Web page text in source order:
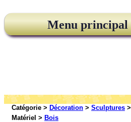
Menu principal
Catégorie > Décoration > Sculptures >
Matériel > Bois